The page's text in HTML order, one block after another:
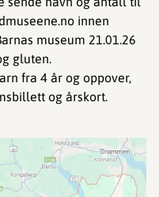
innen
museum 21.01.26
gluten.
fra 4 år og oppover,
og årskort.